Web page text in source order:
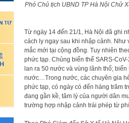
Phó Chủ tịch UBND TP Hà Nội Chử
Từ ngày 14 đến 21/1, Hà Nội đã ghi
cách ly ngay sau khi nhập cảnh.
mắc mới tại cộng đồng. Tuy nhiên
phức tạp. Chủng biến thể SARS-
lan ra 50 nước và vùng lãnh thổ;
nước…Trong nước, các chuyên gia
phức tạp, có ngày có đến hàng trăm
đang gần kề, tâm lý của người dân
trường hợp nhập cảnh trái phép từ